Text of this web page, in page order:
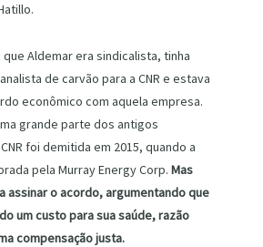
Aldemar era sindicalista, tinha
de carvão para a CNR e estava
econômico com aquela empresa.
grande parte dos antigos
foi demitida em 2015, quando a
pela Murray Energy Corp. Mas
assinar o acordo, argumentando que
um custo para sua saúde, razão
compensação justa.